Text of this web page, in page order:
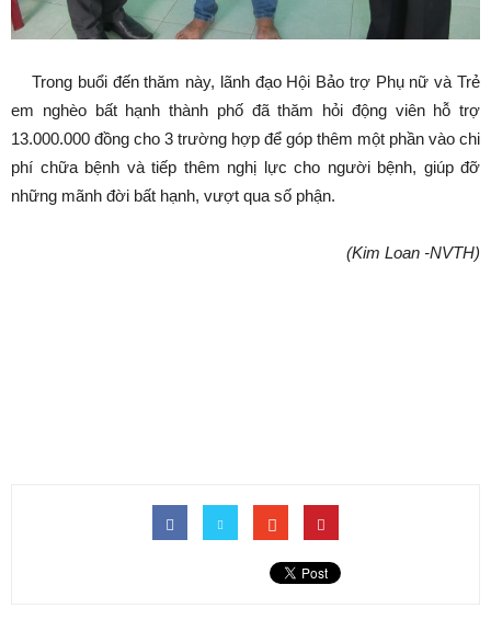
Trong buổi đến thăm này, lãnh đạo Hội Bảo trợ Phụ nữ và Trẻ
em nghèo bất hạnh thành phố đã thăm hỏi động viên hỗ trợ
13.000.000 đồng cho 3 trường hợp để góp thêm một phần vào chi
phí chữa bệnh và tiếp thêm nghị lực cho người bệnh, giúp đỡ
những mãnh đời bất hạnh, vượt qua số phận.
(Kim Loan -NVTH)